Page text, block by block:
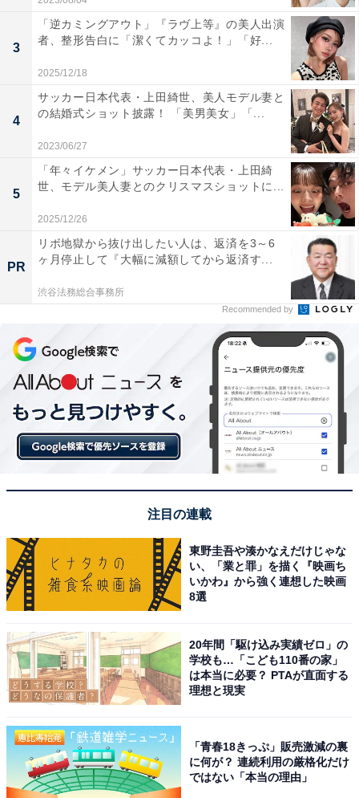
3
「逆カミングアウト」『ラヴ上等』の美人出演
者、整形告白に「潔くてカッコよ！」「好...
2025/12/18
4
サッカー日本代表・上田綺世、美人モデル妻と
の結婚式ショット披露！ 「美男美女」「...
2023/06/27
5
「年々イケメン」サッカー日本代表・上田綺
世、モデル美人妻とのクリスマスショットに...
2025/12/26
PR
リボ地獄から抜け出したい人は、返済を3～6
ヶ月停止して『大幅に減額してから返済す...
渋谷法務総合事務所
Recommended by
注目の連載
東野圭吾や湊かなえだけじゃな
い、「業と罪」を描く『映画ち
いかわ』から強く連想した映画
8選
20年間「駆け込み実績ゼロ」の
学校も…「こども110番の家」
は本当に必要？ PTAが直面する
理想と現実
「青春18きっぷ」販売激減の裏
に何が？ 連続利用の厳格化だけ
ではない「本当の理由」